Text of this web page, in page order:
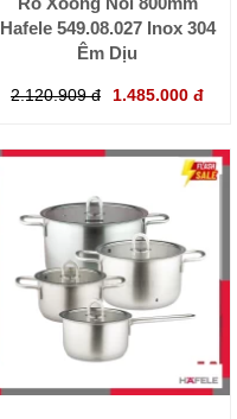
Hafele 549.08.027 Inox 304
Êm Dịu
2.120.909 đ 1.485.000 đ